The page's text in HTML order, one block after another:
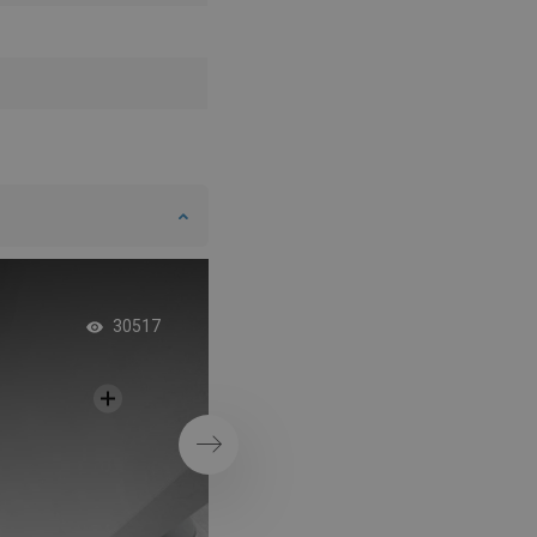
30517
Nästa